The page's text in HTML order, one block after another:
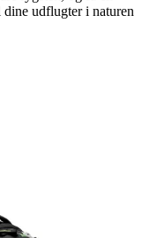
udflugter i naturen